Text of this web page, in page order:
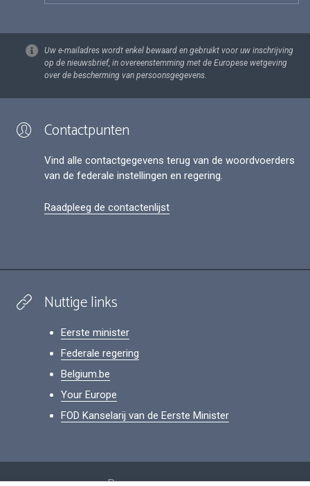
Uw e-mailadres wordt enkel bewaard en gebruikt voor uw inschrijving
op de nieuwsbrief, in overeenstemming met de Europese wetgeving
over de bescherming van persoonsgegevens.
Contactpunten
Vind alle contactgegevens terug van de woordvoerders
van de federale instellingen en regering.
Raadpleeg de contactenlijst
Nuttige links
Eerste minister
Federale regering
Belgium.be
Your Europe
FOD Kanselarij van de Eerste Minister